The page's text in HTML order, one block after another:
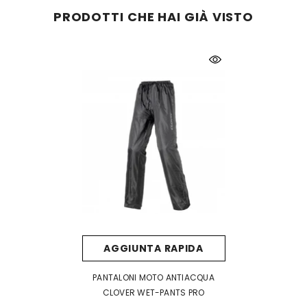
PRODOTTI CHE HAI GIÀ VISTO
AGGIUNTA RAPIDA
PANTALONI MOTO ANTIACQUA
CLOVER WET-PANTS PRO